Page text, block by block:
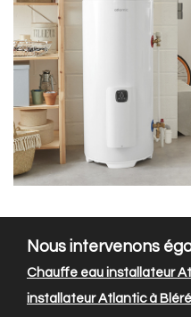
Nous intervenons
Chauffe eau installateur
installateur Atlantic à